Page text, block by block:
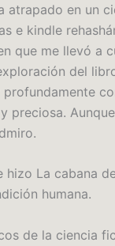
atrapado en un
e kindle
que me llevó a
del
preciosa.
hizo La cabana
humana.
de la ciencia